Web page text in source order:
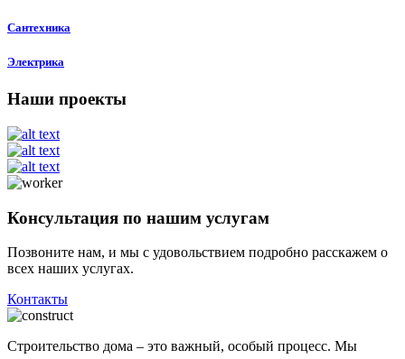
Сантехника
Электрика
Наши проекты
Консультация по нашим услугам
Позвоните нам, и мы с удовольствием подробно расскажем о
всех наших услугах.
Контакты
Строительство дома – это важный, особый процесс. Мы